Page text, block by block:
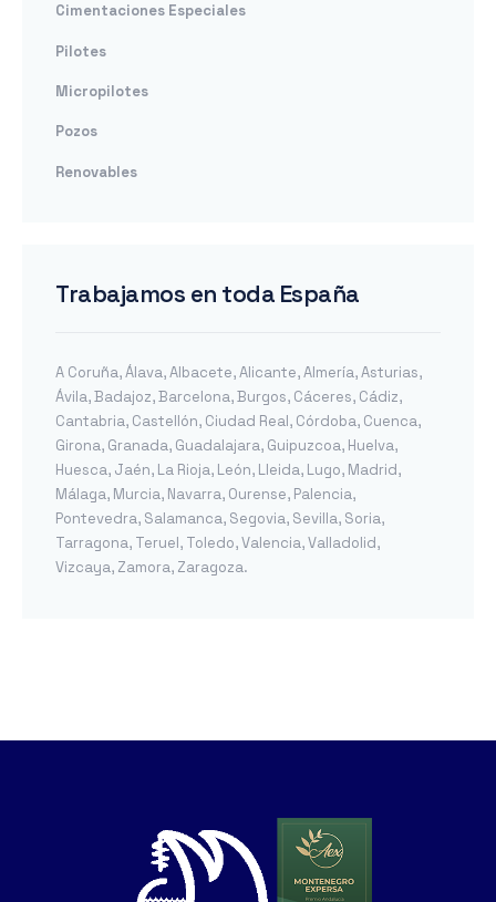
Cimentaciones Especiales
Pilotes
Micropilotes
Pozos
Renovables
Trabajamos en toda España
A Coruña,Álava,Albacete,Alicante,Almería,Asturias,
Ávila,Badajoz,Barcelona,Burgos, Cáceres, Cádiz,
Cantabria, Castellón, Ciudad Real, Córdoba, Cuenca,
Girona, Granada, Guadalajara, Guipuzcoa, Huelva,
Huesca, Jaén, La Rioja, León, Lleida, Lugo, Madrid,
Málaga, Murcia, Navarra, Ourense, Palencia,
Pontevedra, Salamanca, Segovia, Sevilla, Soria,
Tarragona, Teruel, Toledo,Valencia,Valladolid,
Vizcaya, Zamora, Zaragoza.